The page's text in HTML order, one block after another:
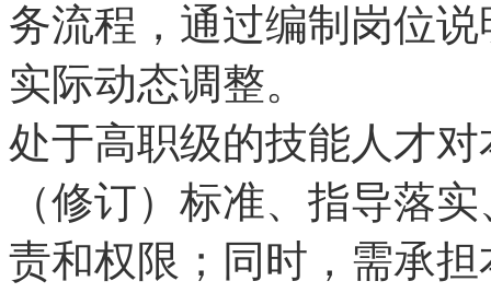
务流程，通过编制岗位
实际动态调整。
处于高职级的技能人才
（修订）标准、指导落
责和权限；同时，需承